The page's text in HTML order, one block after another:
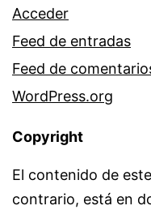
Acceder
Feed de entradas
Feed de
WordPress.org
Copyright
El contenido de
contrario, está en